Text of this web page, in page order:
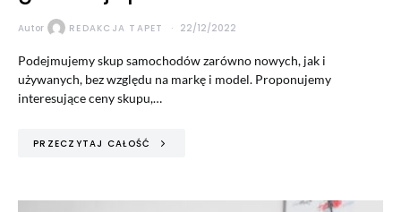
Autor REDAKCJA TAPET 22/12/2022
Podejmujemy skup samochodów zarówno nowych, jak i
używanych, bez względu na markę i model. Proponujemy
interesujące ceny skupu,…
PRZECZYTAJ CAŁOŚĆ